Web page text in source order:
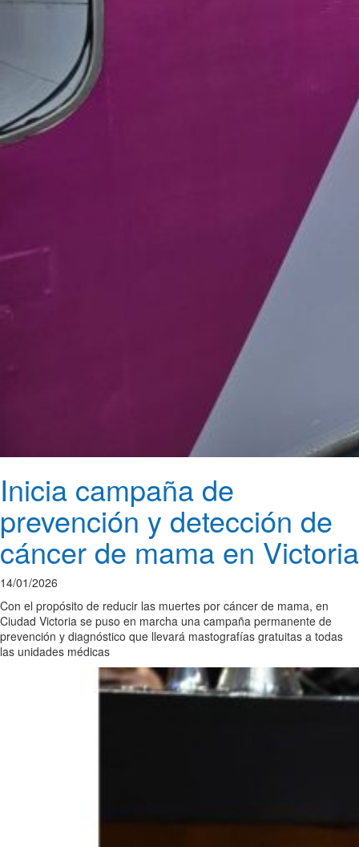
Inicia campaña de
prevención y detección de
cáncer de mama en Victoria
14/01/2026
Con el propósito de reducir las muertes por cáncer de mama, en
Ciudad Victoria se puso en marcha una campaña permanente de
prevención y diagnóstico que llevará mastografías gratuitas a todas
las unidades médicas